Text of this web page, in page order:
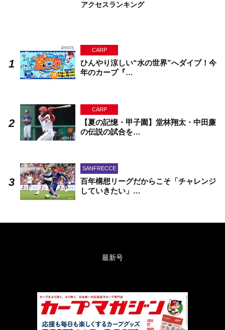
アクセスランキング
CARP
ひんやり涼しい“水の世界”へダイブ！今
年のカープ『…
CARP
【夏の記憶・甲子園】堂林翔太・中田廉
の伝説の試合を…
SANFRECCE
百年構想リーグだからこそ「チャレンジ
していきたい」…
最新号